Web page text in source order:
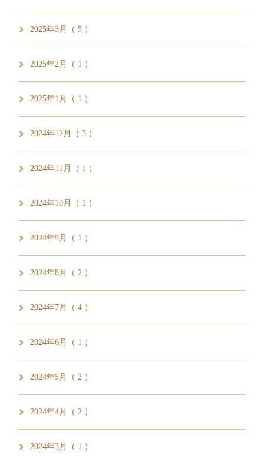
2025年3月（ 5 ）
2025年2月（ 1 ）
2025年1月（ 1 ）
2024年12月（ 3 ）
2024年11月（ 1 ）
2024年10月（ 1 ）
2024年9月（ 1 ）
2024年8月（ 2 ）
2024年7月（ 4 ）
2024年6月（ 1 ）
2024年5月（ 2 ）
2024年4月（ 2 ）
2024年3月（ 1 ）